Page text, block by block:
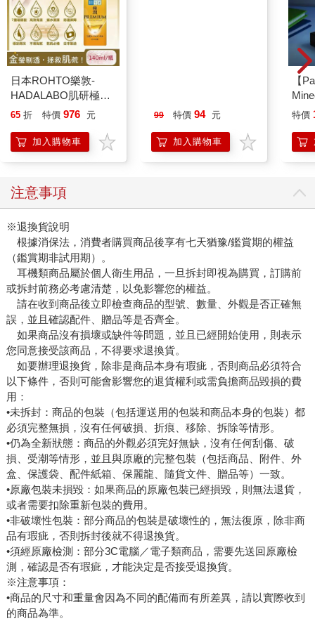
日本ROHTO樂敦-
HADALABO肌研極潤
金緻7重玻尿酸高效保
140ml/金瓶(Premium
臉部肌膚護理乳霜,素
65 折 特價 976 元
加入購物車
99 特價 94 元
加入購物車
【
特價
注意事項
※退換貨說明
根據消保法，消費者購買商品後享有七天猶豫/鑑賞期的權益
（鑑賞期非試用期）。
耳機類商品屬於個人衛生用品，一旦拆封即視為購買，訂購前
或拆封前務必考慮清楚，以免影響您的權益。
請在收到商品後立即檢查商品的型號、數量、外觀是否正確無
誤，並且確認配件、贈品等是否齊全。
如果商品沒有損壞或缺件等問題，並且已經開始使用，則表示
您同意接受該商品，不得要求退換貨。
如要辦理退換貨，除非是商品本身有瑕疵，否則商品必須符合
以下條件，否則可能會影響您的退貨權利或需負擔商品毀損的費
用：
•未拆封：商品的包裝（包括運送用的包裝和商品本身的包裝）都
必須完整無損，沒有任何破損、折痕、移除、拆除等情形。
•仍為全新狀態：商品的外觀必須完好無缺，沒有任何刮傷、破
損、受潮等情形，並且與原廠的完整包裝（包括商品、附件、外
盒、保護袋、配件紙箱、保麗龍、隨貨文件、贈品等）一致。
•原廠包裝未損毀：如果商品的原廠包裝已經損毀，則無法退貨，
或者需要扣除重新包裝的費用。
•非破壞性包裝：部分商品的包裝是破壞性的，無法復原，除非商
品有瑕疵，否則拆封後就不得退換貨。
•須經原廠檢測：部分3C電腦／電子類商品，需要先送回原廠檢
測，確認是否有瑕疵，才能決定是否接受退換貨。
※注意事項：
•商品的尺寸和重量會因為不同的配備而有所差異，請以實際收到
的商品為準。